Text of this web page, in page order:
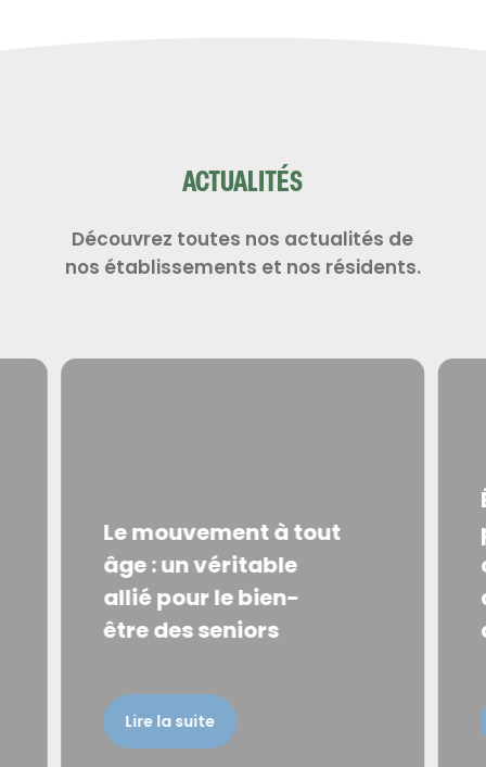
ACTUALITÉS
Découvrez toutes nos actualités de
nos établissements et nos résidents.
Le mouvement à tout
âge : un véritable
allié pour le bien-
être des seniors
Lire la suite